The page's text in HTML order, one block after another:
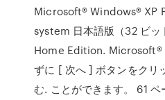
Microsoft® Windows® XP
system 日本語版（32 ビ
Home Edition. Microsoft®
ずに [ 次へ ] ボタンをクリ
む. ことができます。 61